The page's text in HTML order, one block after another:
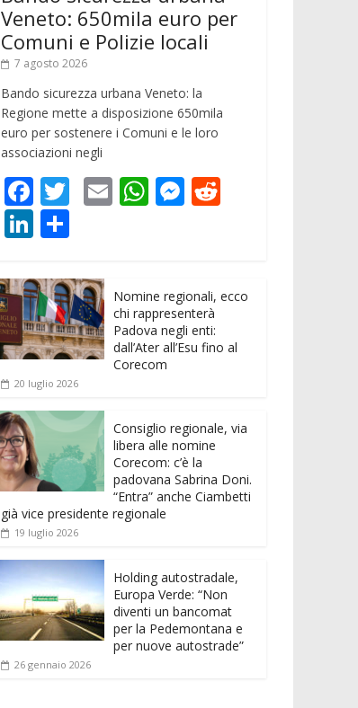
Veneto: 650mila euro per
Comuni e Polizie locali
7 agosto 2026
Bando sicurezza urbana Veneto: la
Regione mette a disposizione 650mila
euro per sostenere i Comuni e le loro
associazioni negli
F
ac
e
b
o
o
k
T
er
E W
A
p
p
M
n
g
er
t
Li
k
e
dI
n
n
di
vi
di
Nomine regionali, ecco
chi rappresenterà
Padova negli enti:
dall’Ater all’Esu fino al
Corecom
20 luglio 2026
Consiglio regionale, via
libera alle nomine
Corecom: c’è la
padovana Sabrina Doni.
“Entra” anche Ciambetti
già vice presidente regionale
19 luglio 2026
Holding autostradale,
Europa Verde: “Non
diventi un bancomat
per la Pedemontana e
per nuove autostrade”
26 gennaio 2026